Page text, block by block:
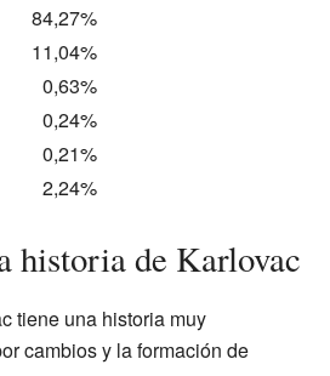
84,27%
11,04%
0,63%
0,24%
0,21%
2,24%
historia de Karlovac
tiene una historia muy
cambios y la formación de